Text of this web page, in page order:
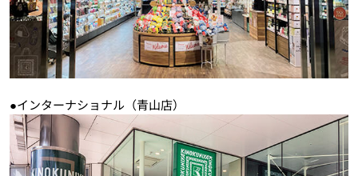
●インターナショナル（青山店）